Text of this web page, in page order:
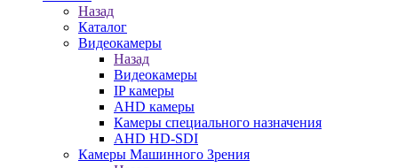
Назад
Каталог
Видеокамеры
Назад
Видеокамеры
IP камеры
AHD камеры
Камеры специального назначения
AHD HD-SDI
Камеры Машинного Зрения